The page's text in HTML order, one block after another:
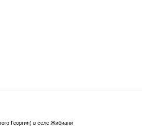
Георгия) в селе Жибиани